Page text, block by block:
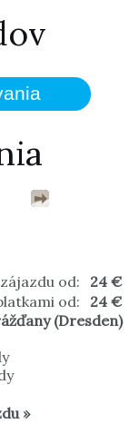
od:
24 €
od:
24 €
(Dresden)
»